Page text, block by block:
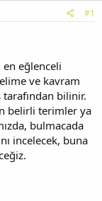
#1
eğlenceli
ve kavram
bilinir.
belirli terimler ya
bulmacada
incelecek, buna